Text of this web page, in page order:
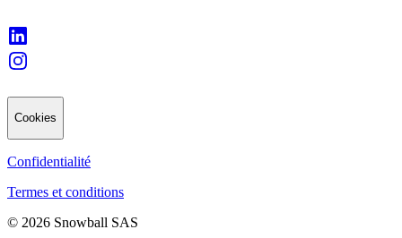
Cookies
Confidentialité
Termes et conditions
© 2026 Snowball SAS